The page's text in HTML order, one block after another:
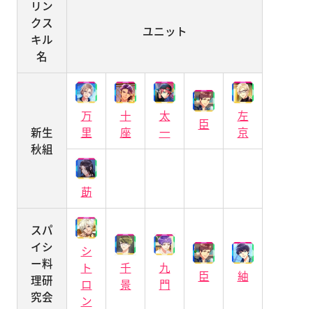
リン
クス
キル
名
ユニット
新生
秋組
万
里
十
座
太
一
臣
左
京
莇
スパ
イシ
ー料
理研
究会
シ
ト
ロ
ン
千
景
九
門
臣 紬